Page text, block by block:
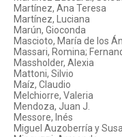
Martínez, Ana Teresa
Martínez, Luciana
Marún, Gioconda
Mascioto, María de los
Massari, Romina;
Massholder, Alexia
Mattoni, Silvio
Maíz, Claudio
Melchiorre, Valeria
Mendoza, Juan J.
Messore, Inés
Miguel Auzoberría y